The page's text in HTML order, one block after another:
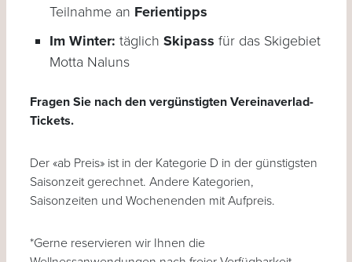
Teilnahme an Ferientipps
Im Winter: täglich Skipass für das Skigebiet
Motta Naluns
Fragen Sie nach den vergünstigten Vereinaverlad-
Tickets.
Der «ab Preis» ist in der Kategorie D in der günstigsten
Saisonzeit gerechnet. Andere Kategorien,
Saisonzeiten und Wochenenden mit Aufpreis.
*Gerne reservieren wir Ihnen die